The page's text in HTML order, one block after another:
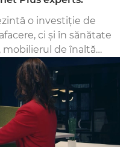
o investiție de
ci și în sănătate
mobilierul de înaltă
având în vedere
și faptul că vor fi
face această achiziție